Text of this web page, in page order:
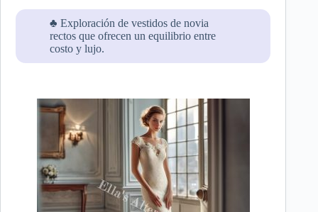
♣ Exploración de vestidos de novia
rectos que ofrecen un equilibrio entre
costo y lujo.